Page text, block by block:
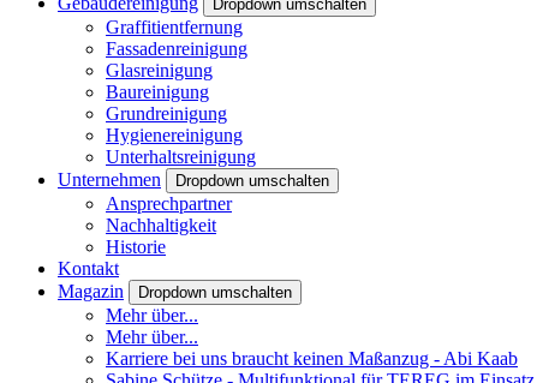
Dropdown umschalten
Graffitientfernung
Fassadenreinigung
Glasreinigung
Baureinigung
Grundreinigung
Hygienereinigung
Unterhaltsreinigung
Unternehmen
Dropdown umschalten
Ansprechpartner
Nachhaltigkeit
Historie
Kontakt
Magazin
Dropdown umschalten
Mehr über...
Mehr über...
Karriere bei uns braucht keinen Maßanzug - Abi Kaab